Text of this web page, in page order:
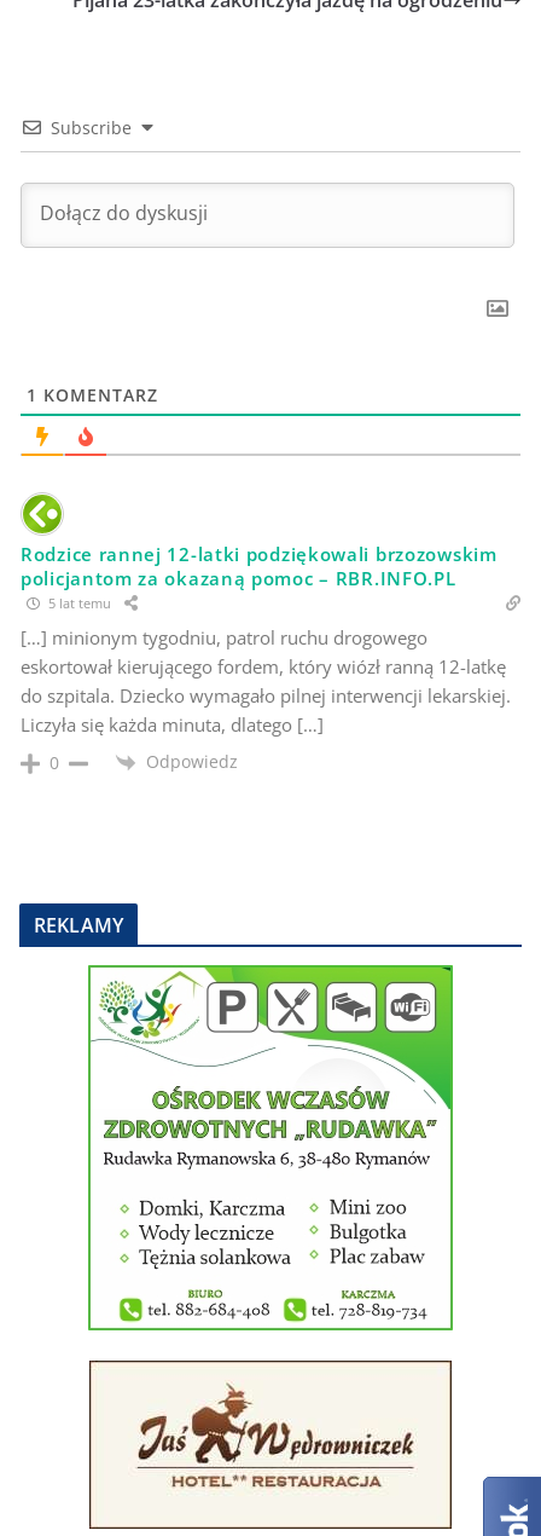
Subscribe
1 KOMENTARZ
Rodzice rannej 12-latki podziękowali brzozowskim
policjantom za okazaną pomoc – RBR.INFO.PL
5 lat temu
[…] minionym tygodniu, patrol ruchu drogowego
eskortował kierującego fordem, który wiózł ranną 12-latkę
do szpitala. Dziecko wymagało pilnej interwencji lekarskiej.
Liczyła się każda minuta, dlatego […]
0 Odpowiedz
REKLAMY